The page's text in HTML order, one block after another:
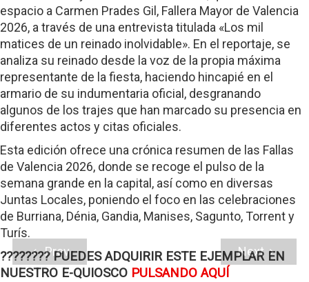
espacio a Carmen Prades Gil, Fallera Mayor de Valencia
2026, a través de una entrevista titulada «Los mil
matices de un reinado inolvidable». En el reportaje, se
analiza su reinado desde la voz de la propia máxima
representante de la fiesta, haciendo hincapié en el
armario de su indumentaria oficial, desgranando
algunos de los trajes que han marcado su presencia en
diferentes actos y citas oficiales.
Esta edición ofrece una crónica resumen de las Fallas
de Valencia 2026, donde se recoge el pulso de la
semana grande en la capital, así como en diversas
Juntas Locales, poniendo el foco en las celebraciones
de Burriana, Dénia, Gandia, Manises, Sagunto, Torrent y
Turís.
???????? PUEDES ADQUIRIR ESTE EJEMPLAR EN
NUESTRO E-QUIOSCO PULSANDO AQUÍ
Prev Next